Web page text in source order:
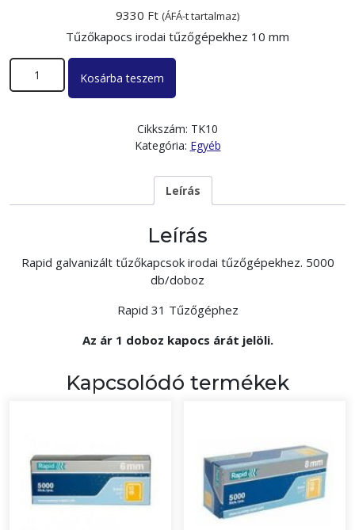
9330 Ft (ÁFÁ-t tartalmaz)
Tűzőkapocs irodai tűzőgépekhez 10 mm
Tűzőkapocs 73/10 mennyiség
Kosárba teszem
Cikkszám: TK10
Kategória: Egyéb
Leírás
Leírás
Rapid galvanizált tűzőkapcsok irodai tűzőgépekhez. 5000
db/doboz
Rapid 31 Tűzőgéphez
Az ár 1 doboz kapocs árát jelöli.
Kapcsolódó termékek